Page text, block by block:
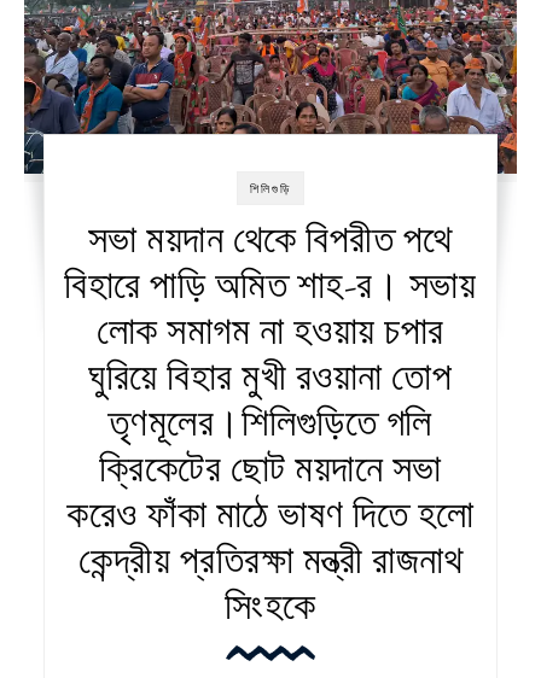
শিলিগুড়ি
সভা ময়দান থেকে বিপরীত পথে
বিহারে পাড়ি অমিত শাহ-র। সভায়
লোক সমাগম না হওয়ায় চপার
ঘুরিয়ে বিহার মুখী রওয়ানা তোপ
তৃণমূলের।শিলিগুড়িতে গলি
ক্রিকেটের ছোট ময়দানে সভা
করেও ফাঁকা মাঠে ভাষণ দিতে হলো
কেন্দ্রীয় প্রতিরক্ষা মন্ত্রী রাজনাথ
সিংহকে